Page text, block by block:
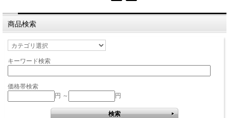
商品検索
キーワード検索
価格帯検索
円 ～
円